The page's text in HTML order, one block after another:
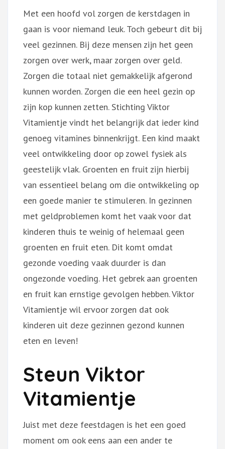
Met een hoofd vol zorgen de kerstdagen in
gaan is voor niemand leuk. Toch gebeurt dit bij
veel gezinnen. Bij deze mensen zijn het geen
zorgen over werk, maar zorgen over geld.
Zorgen die totaal niet gemakkelijk afgerond
kunnen worden. Zorgen die een heel gezin op
zijn kop kunnen zetten. Stichting Viktor
Vitamientje vindt het belangrijk dat ieder kind
genoeg vitamines binnenkrijgt. Een kind maakt
veel ontwikkeling door op zowel fysiek als
geestelijk vlak. Groenten en fruit zijn hierbij
van essentieel belang om die ontwikkeling op
een goede manier te stimuleren. In gezinnen
met geldproblemen komt het vaak voor dat
kinderen thuis te weinig of helemaal geen
groenten en fruit eten. Dit komt omdat
gezonde voeding vaak duurder is dan
ongezonde voeding. Het gebrek aan groenten
en fruit kan ernstige gevolgen hebben. Viktor
Vitamientje wil ervoor zorgen dat ook
kinderen uit deze gezinnen gezond kunnen
eten en leven!
Steun Viktor
Vitamientje
Juist met deze feestdagen is het een goed
moment om ook eens aan een ander te